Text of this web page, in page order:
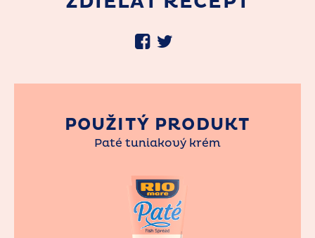
POUŽITÝ PRODUKT
Paté tuniakový krém